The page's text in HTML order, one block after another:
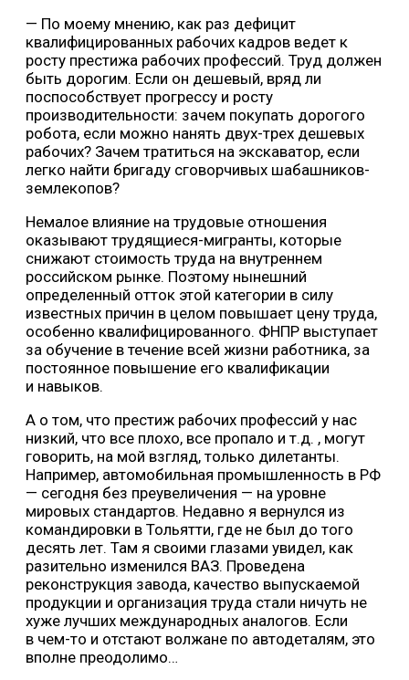
— По моему мнению, как раз дефицит
квалифицированных рабочих кадров ведет к
росту престижа рабочих профессий. Труд должен
быть дорогим. Если он дешевый, вряд ли
поспособствует прогрессу и росту
производительности: зачем покупать дорогого
робота, если можно нанять двух-трех дешевых
рабочих? Зачем тратиться на экскаватор, если
легко найти бригаду сговорчивых шабашников-
землекопов?
Немалое влияние на трудовые отношения
оказывают трудящиеся-мигранты, которые
снижают стоимость труда на внутреннем
российском рынке. Поэтому нынешний
определенный отток этой категории в силу
известных причин в целом повышает цену труда,
особенно квалифицированного. ФНПР выступает
за обучение в течение всей жизни работника, за
постоянное повышение его квалификации
и навыков.
А о том, что престиж рабочих профессий у нас
низкий, что все плохо, все пропало и т.д. , могут
говорить, на мой взгляд, только дилетанты.
Например, автомобильная промышленность в РФ
— сегодня без преувеличения — на уровне
мировых стандартов. Недавно я вернулся из
командировки в Тольятти, где не был до того
десять лет. Там я своими глазами увидел, как
разительно изменился ВАЗ. Проведена
реконструкция завода, качество выпускаемой
продукции и организация труда стали ничуть не
хуже лучших международных аналогов. Если
в чем-то и отстают волжане по автодеталям, это
вполне преодолимо…